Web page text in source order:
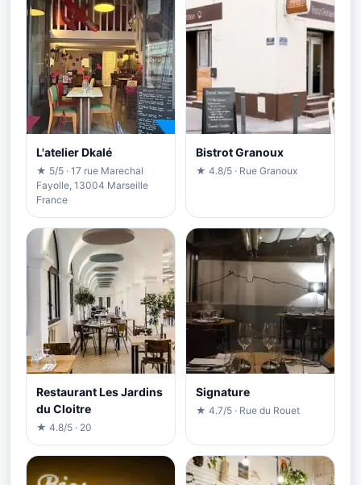
L'atelier Dkalé
★ 5/5 · 17 rue Marechal
Fayolle, 13004 Marseille
France
Bistrot Granoux
★ 4.8/5 · Rue Granoux
Restaurant Les Jardins
du Cloitre
★ 4.8/5 · 20
Signature
★ 4.7/5 · Rue du Rouet